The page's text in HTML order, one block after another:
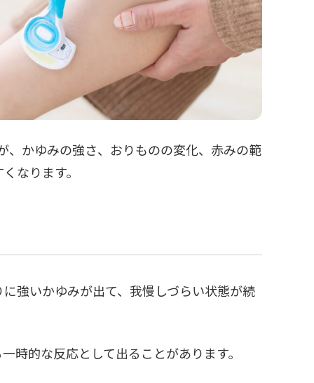
、かゆみの強さ、おりものの変化、赤みの範
なります。
強いかゆみが出て、我慢しづらい状態が続
時的な反応として出ることがあります。